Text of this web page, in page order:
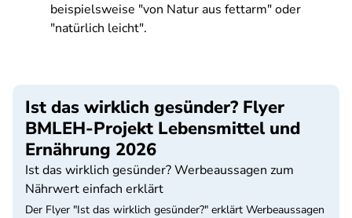
beispielsweise "von Natur aus fettarm" oder
"natürlich leicht".
Ist das wirklich gesünder? Flyer
BMLEH-Projekt Lebensmittel und
Ernährung 2026
Ist das wirklich gesünder? Werbeaussagen zum
Nährwert einfach erklärt
Der Flyer "Ist das wirklich gesünder?" erklärt Werbeaussagen